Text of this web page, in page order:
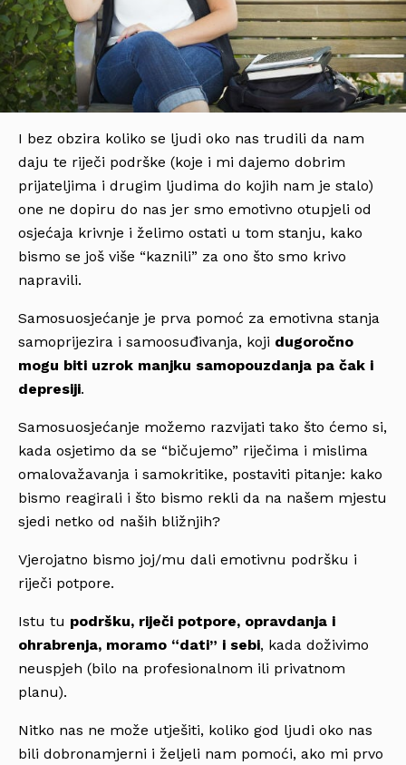
I bez obzira koliko se ljudi oko nas trudili da nam
daju te riječi podrške (koje i mi dajemo dobrim
prijateljima i drugim ljudima do kojih nam je stalo)
one ne dopiru do nas jer smo emotivno otupjeli od
osjećaja krivnje i želimo ostati u tom stanju, kako
bismo se još više “kaznili” za ono što smo krivo
napravili.
Samosuosjećanje je prva pomoć za emotivna stanja
samoprijezira i samoosuđivanja, koji dugoročno
mogu biti uzrok manjku samopouzdanja pa čak i
depresiji.
Samosuosjećanje možemo razvijati tako što ćemo si,
kada osjetimo da se “bičujemo” riječima i mislima
omalovažavanja i samokritike, postaviti pitanje: kako
bismo reagirali i što bismo rekli da na našem mjestu
sjedi netko od naših bližnjih?
Vjerojatno bismo joj/mu dali emotivnu podršku i
riječi potpore.
Istu tu podršku, riječi potpore, opravdanja i
ohrabrenja, moramo “dati” i sebi, kada doživimo
neuspjeh (bilo na profesionalnom ili privatnom
planu).
Nitko nas ne može utješiti, koliko god ljudi oko nas
bili dobronamjerni i željeli nam pomoći, ako mi prvo